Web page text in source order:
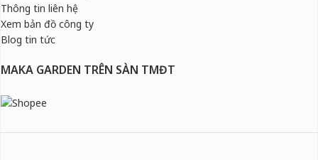
Thông tin liên hệ
Xem bản đồ công ty
Blog tin tức
MAKA GARDEN TRÊN SÀN TMĐT